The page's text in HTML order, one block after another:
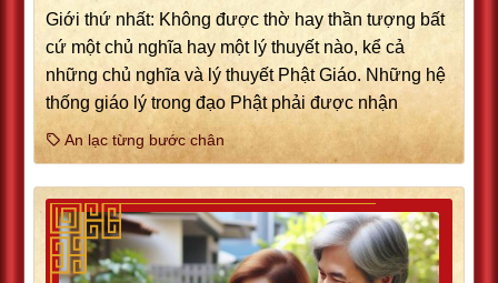
Giới thứ nhất: Không được thờ hay thần tượng bất
cứ một chủ nghĩa hay một lý thuyết nào, kể cả
những chủ nghĩa và lý thuyết Phật Giáo. Những hệ
thống giáo lý trong đạo Phật phải được nhận
An lạc từng bước chân